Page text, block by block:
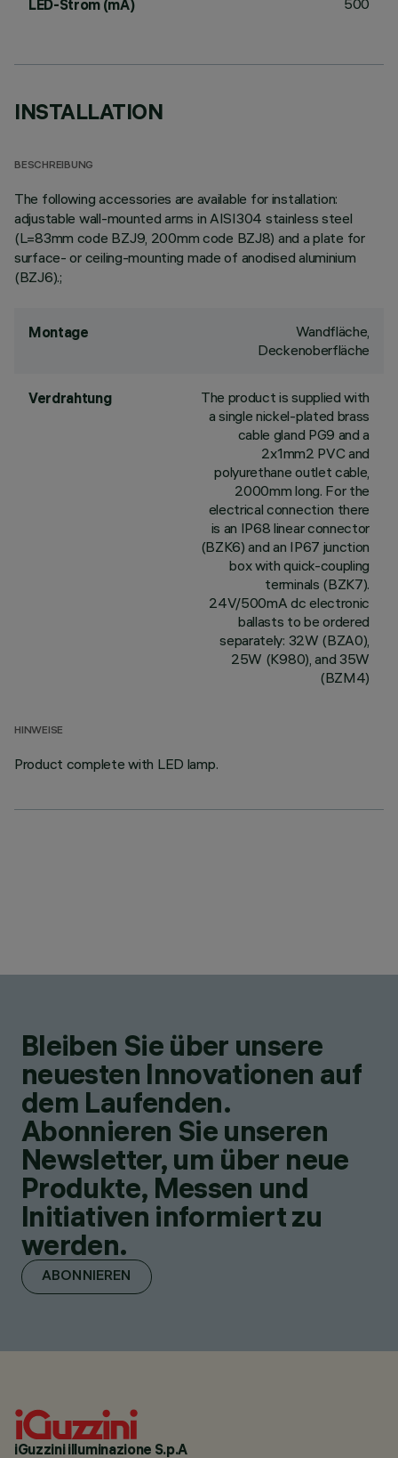
LED-Strom (mA) 500
INSTALLATION
BESCHREIBUNG
The following accessories are available for installation:
adjustable wall-mounted arms in AISI304 stainless steel
(L=83mm code BZJ9, 200mm code BZJ8) and a plate for
surface- or ceiling-mounting made of anodised aluminium
(BZJ6).;
Montage
Wandfläche,
Deckenoberfläche
Verdrahtung
The product is supplied with
a single nickel-plated brass
cable gland PG9 and a
2x1mm2 PVC and
polyurethane outlet cable,
2000mm long. For the
electrical connection there
is an IP68 linear connector
(BZK6) and an IP67 junction
box with quick-coupling
terminals (BZK7).
24V/500mA dc electronic
ballasts to be ordered
separately: 32W (BZA0),
25W (K980), and 35W
(BZM4)
HINWEISE
Product complete with LED lamp.
Bleiben Sie über unsere
neuesten Innovationen auf
dem Laufenden.
Abonnieren Sie unseren
Newsletter, um über neue
Produkte, Messen und
Initiativen informiert zu
werden.
ABONNIEREN
iGuzzini illuminazione S.p.A